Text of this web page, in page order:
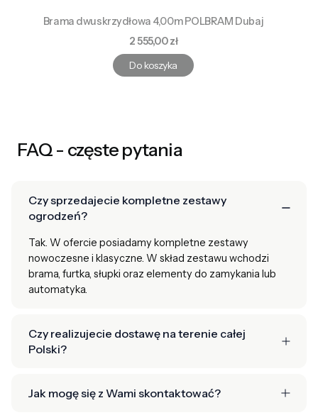
Brama dwuskrzydłowa 4,00m POLBRAM Dubaj
Cena
2 555,00 zł
Do koszyka
FAQ - częste pytania
Czy sprzedajecie kompletne zestawy
ogrodzeń?
Tak. W ofercie posiadamy kompletne zestawy
nowoczesne i klasyczne. W skład zestawu wchodzi
brama, furtka, słupki oraz elementy do zamykania lub
automatyka.
Czy realizujecie dostawę na terenie całej
Polski?
Jak mogę się z Wami skontaktować?